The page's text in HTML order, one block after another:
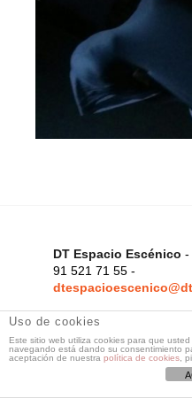
DT Espacio Escénico -
91 521 71 55 -
Uso de cookies
Este sitio web utiliza cookies para que
navegando está dando su consentimiento
aceptación de nuestra política de cookies ,